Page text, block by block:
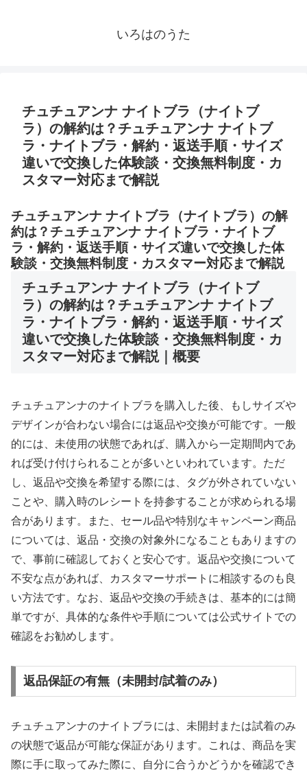
いろはのうた
チュチュアンナ ナイトブラ（ナイトブ
ラ）の解約は？チュチュアンナ ナイトブ
ラ・ナイトブラ・解約・返送手順・サイズ
違いで交換した体験談・交換無料制度・カ
スタマー対応まで解説
チュチュアンナ ナイトブラ（ナイトブラ）の解
約は？チュチュアンナ ナイトブラ・ナイトブ
ラ・解約・返送手順・サイズ違いで交換した体
験談・交換無料制度・カスタマー対応まで解説
チュチュアンナ ナイトブラ（ナイトブ
ラ）の解約は？チュチュアンナ ナイトブ
ラ・ナイトブラ・解約・返送手順・サイズ
違いで交換した体験談・交換無料制度・カ
スタマー対応まで解説｜概要
チュチュアンナのナイトブラを購入した後、もしサイズや
デザインが合わない場合には返品や交換が可能です。一般
的には、未使用の状態であれば、購入から一定期間内であ
れば受け付けられることが多いといわれています。ただ
し、返品や交換を希望する際には、タグが外されていない
ことや、購入時のレシートを持参することが求められる場
合があります。また、セール品や特別なキャンペーン商品
については、返品・交換の対象外になることもありますの
で、事前に確認しておくと安心です。返品や交換について
不安な点があれば、カスタマーサポートに相談するのも良
い方法です。なお、返品や交換の手続きは、基本的には簡
単ですが、具体的な条件や手順については公式サイトでの
確認をお勧めします。
返品保証の有無（未開封/試着のみ）
チュチュアンナのナイトブラには、未開封または試着のみ
の状態で返品が可能な保証があります。これは、商品を実
際に手に取ってみた際に、自分に合うかどうかを確認でき